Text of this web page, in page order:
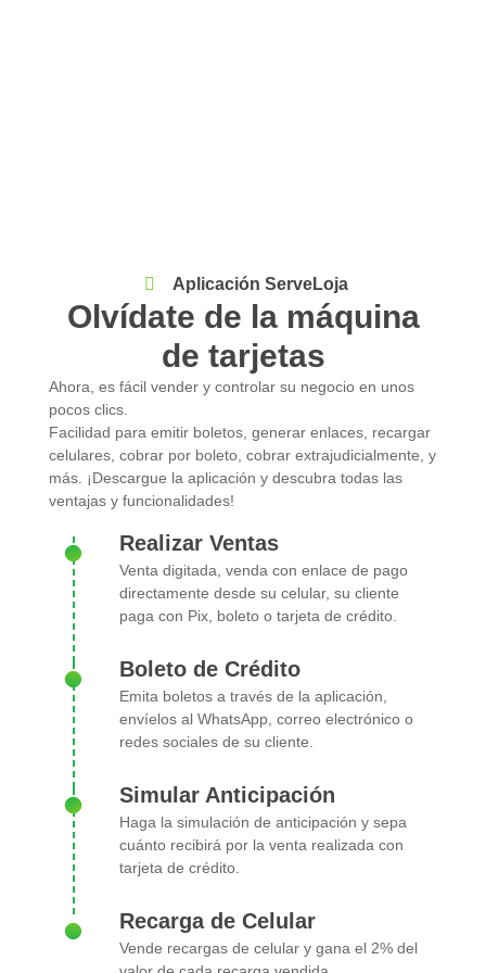
Aplicación ServeLoja
Olvídate de la máquina
de tarjetas
Ahora, es fácil vender y controlar su negocio en unos
pocos clics.
Facilidad para emitir boletos, generar enlaces, recargar
celulares, cobrar por boleto, cobrar extrajudicialmente, y
más. ¡Descargue la aplicación y descubra todas las
ventajas y funcionalidades!
Realizar Ventas
Venta digitada, venda con enlace de pago
directamente desde su celular, su cliente
paga con Pix, boleto o tarjeta de crédito.
Boleto de Crédito
Emita boletos a través de la aplicación,
envíelos al WhatsApp, correo electrónico o
redes sociales de su cliente.
Simular Anticipación
Haga la simulación de anticipación y sepa
cuánto recibirá por la venta realizada con
tarjeta de crédito.
Recarga de Celular
Vende recargas de celular y gana el 2% del